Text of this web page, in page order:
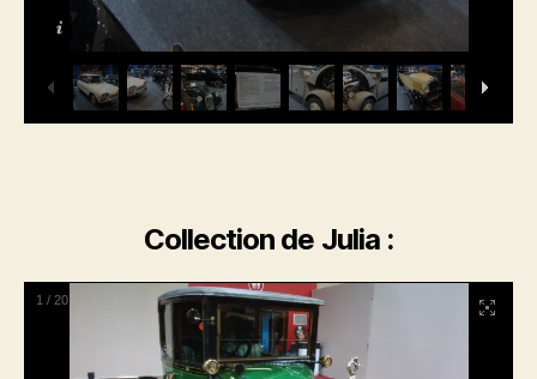
Collection de Julia :
1 / 20